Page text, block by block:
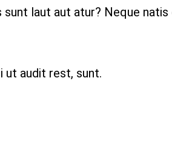
laut aut atur? Neque
ut audit rest, sunt.